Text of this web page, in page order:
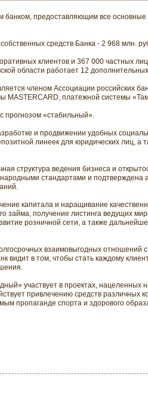
предоставляющим все основные
средств Банка - 2 968 млн.
клиентов и 367 000 частных
области работает 12
членом Ассоциации российских
платежной системы
с прогнозом «стабильный».
и продвижении удобных
линеек для юридических лиц, а
структура ведения бизнеса и
стандартами и подтверждена
капитала и наращивание
займа, получение листинга ведущих
розничной сети, а также
взаимовыгодных отношений
видит в том, чтобы стать каждому
участвует в проектах, нацеленных
привлечению средств различных
пропаганде спорта и здорового